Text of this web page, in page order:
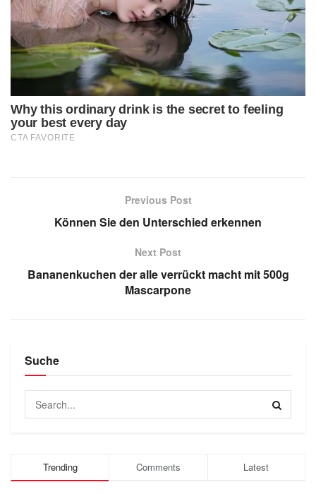
Previous Post
Können Sie den Unterschied erkennen
Next Post
Bananenkuchen der alle verrückt macht mit 500g
Mascarpone
Suche
Trending Comments Latest